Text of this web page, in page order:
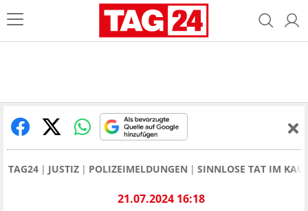
TAG24 JUSTIZ POLIZEIMELDUNGEN SINNLOSE TAT IM
21.07.2024 16:18